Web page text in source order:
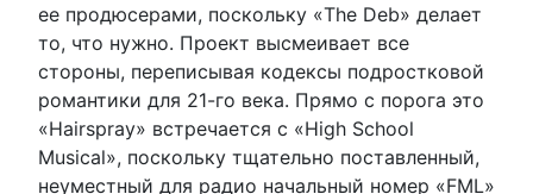
ее продюсерами, поскольку «The Deb» делает
то, что нужно. Проект высмеивает все
стороны, переписывая кодексы подростковой
романтики для 21-го века. Прямо с порога это
«Hairspray» встречается с «High School
Musical», поскольку тщательно поставленный,
неуместный для радио начальный номер «FML»